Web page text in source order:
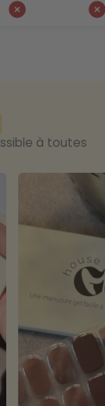
à toutes